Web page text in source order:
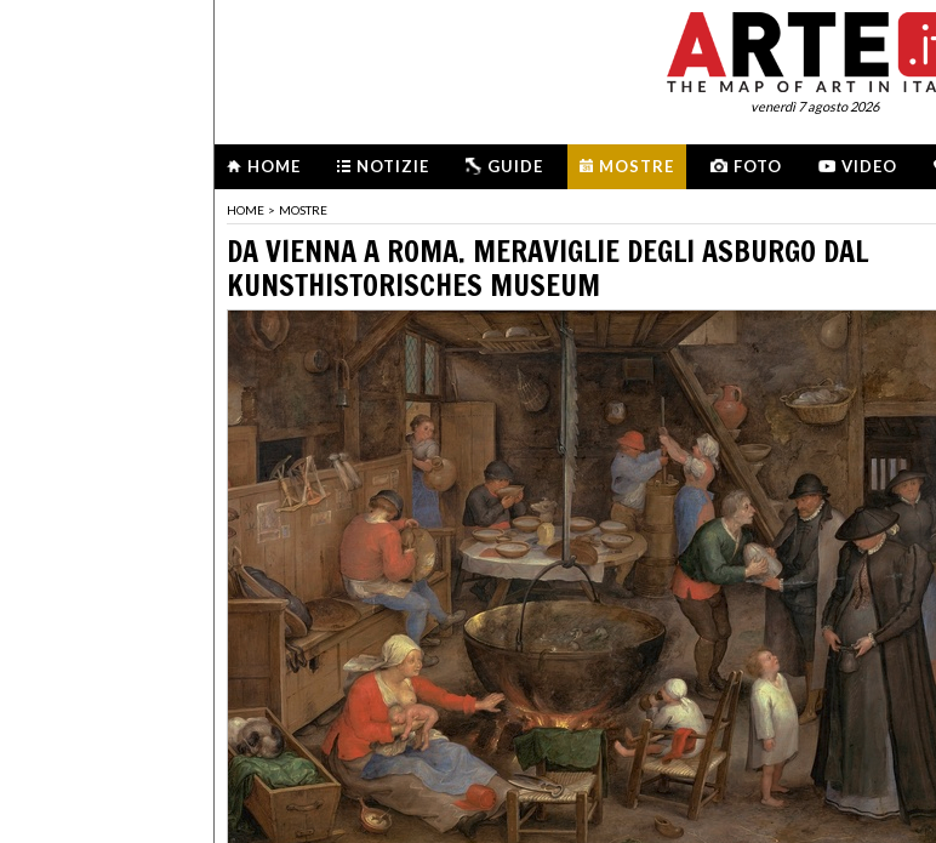
venerdì 7 agosto 2026
HOME NOTIZIE GUIDE MOSTRE FOTO VIDEO
HOME > MOSTRE
DA VIENNA A ROMA. MERAVIGLIE DEGLI ASBURGO DAL
KUNSTHISTORISCHES MUSEUM